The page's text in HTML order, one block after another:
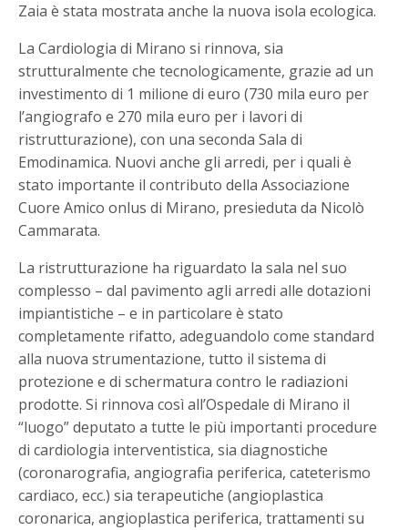
Zaia è stata mostrata anche la nuova isola ecologica.
La Cardiologia di Mirano si rinnova, sia
strutturalmente che tecnologicamente, grazie ad un
investimento di 1 milione di euro (730 mila euro per
l’angiografo e 270 mila euro per i lavori di
ristrutturazione), con una seconda Sala di
Emodinamica. Nuovi anche gli arredi, per i quali è
stato importante il contributo della Associazione
Cuore Amico onlus di Mirano, presieduta da Nicolò
Cammarata.
La ristrutturazione ha riguardato la sala nel suo
complesso – dal pavimento agli arredi alle dotazioni
impiantistiche – e in particolare è stato
completamente rifatto, adeguandolo come standard
alla nuova strumentazione, tutto il sistema di
protezione e di schermatura contro le radiazioni
prodotte. Si rinnova così all’Ospedale di Mirano il
“luogo” deputato a tutte le più importanti procedure
di cardiologia interventistica, sia diagnostiche
(coronarografia, angiografia periferica, cateterismo
cardiaco, ecc.) sia terapeutiche (angioplastica
coronarica, angioplastica periferica, trattamenti su